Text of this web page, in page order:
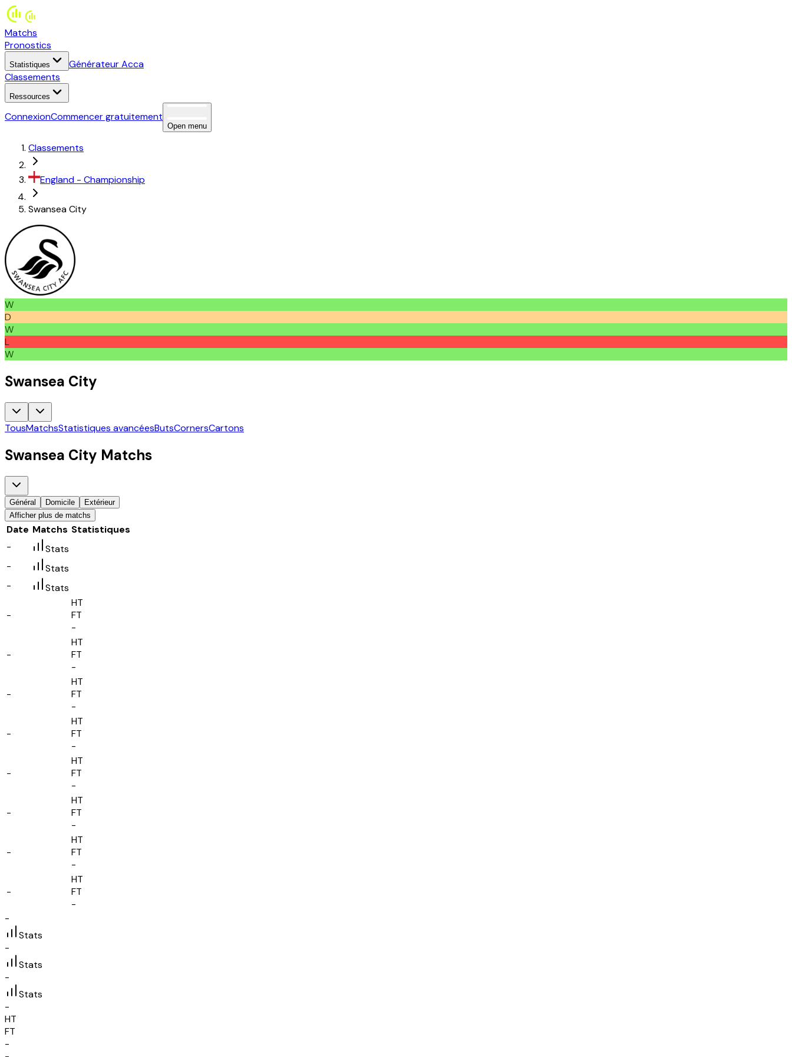
Matchs
Pronostics
Statistiques
Générateur Acca
Classements
Ressources
ConnexionCommencer gratuitement
Open menu
Classements
England - Championship
Swansea City
W
D
W
L
W
Swansea City
TousMatchsStatistiques avancéesButsCornersCartons
Swansea City Matchs
Général Domicile
Extérieur
Afficher plus de matchs
Date Matchs Statistiques
-
Stats
-
Stats
-
Stats
-
HT
FT
-
-
HT
FT
-
-
HT
FT
-
-
HT
FT
-
-
HT
FT
-
-
HT
FT
-
-
HT
FT
-
-
HT
FT
-
-
Stats
-
Stats
-
Stats
-
HT
FT
-